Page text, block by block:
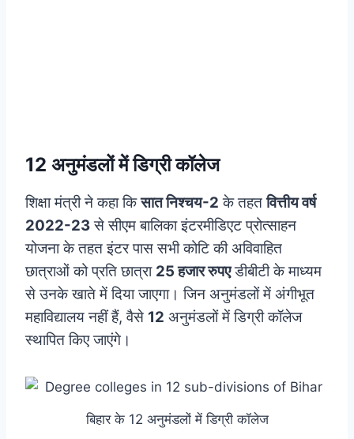
12 अनुमंडलों में डिग्री कॉलेज
शिक्षा मंत्री ने कहा किसात निश्चय-2 के तहतवित्तीय वर्ष
2022-23से सीएम बालिका इंटरमीडिएट प्रोत्साहन
योजना के तहत इंटर पास सभी कोटि की अविवाहित
छात्राओं को प्रति छात्रा 25 हजार रुपएडीबीटी के माध्यम
से उनके खाते में दिया जाएगा। जिन अनुमंडलों में अंगीभूत
महाविद्यालय नहीं हैं, वैसे 12 अनुमंडलों में डिग्री कॉलेज
स्थापित किए जाएंगे।
बिहार के 12 अनुमंडलों में डिग्री कॉलेज